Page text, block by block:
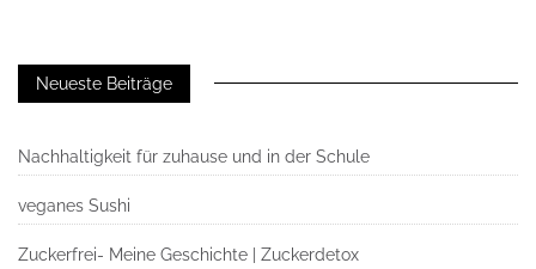
Neueste Beiträge
Nachhaltigkeit für zuhause und in der Schule
veganes Sushi
Zuckerfrei- Meine Geschichte | Zuckerdetox